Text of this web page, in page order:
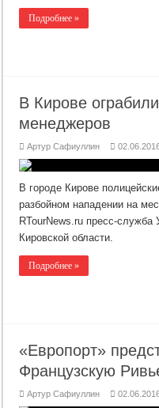
Подробнее »
В Кирове
менеджеров
Артур Сафиуллин
В городе Кирове
разбойном нападении на
RTourNews.ru пресс-
Кировской области.
Подробнее »
«Европорт»
Французскую
Артур Сафиуллин